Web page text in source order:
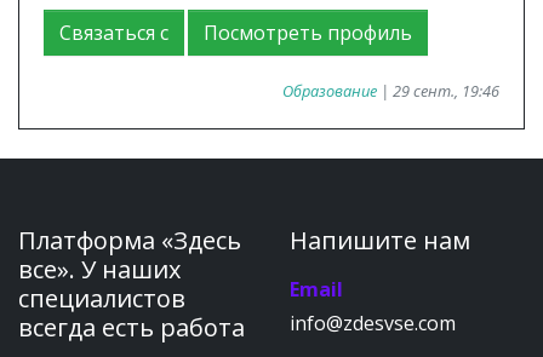
Связаться с Посмотреть профиль
Образование | 29 сент., 19:46
Платформа «Здесь
все». У наших
специалистов
всегда есть работа
Напишите нам
Email
info@zdesvse.com